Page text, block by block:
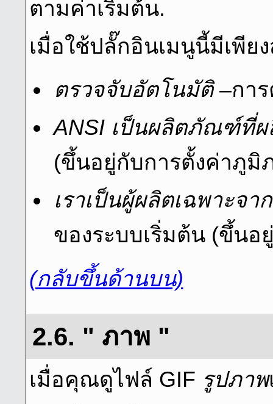
ตามค่าเริ่มต้น.
เมื่อใช้ปลั๊กอินเมนูนี้มีเพีย
ตรวจจับอัตโนมัติ–การ
ANSI เป็นผลิตภัณฑ์ที่ผ
(ขึ้นอยู่กับการตั้งค่าภูมิ
เราเป็นผู้ผลิตเฉพาะจา
ของระบบเริ่มต้น (ขึ้น
(กลับขึ้นด้านบน)
2.6. " ภาพ "
เมื่อคุณดูไฟล์ GIF รูปภาพ